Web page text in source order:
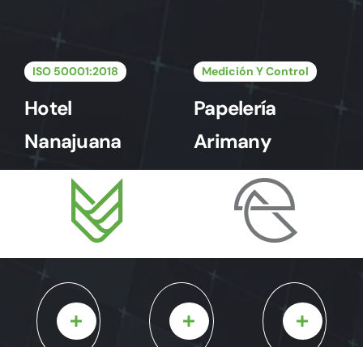
ISO 50001:2018
Hotel
Nanajuana
Medición Y Control
Papelería
Arimany